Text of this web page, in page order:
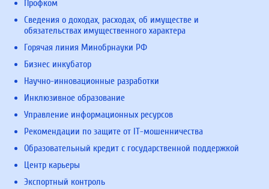
Профком
Сведения о доходах, расходах, об имуществе и
обязательствах имущественного характера
Горячая линия Минобрнауки РФ
Бизнес инкубатор
Научно-инновационные разработки
Инклюзивное образование
Управление информационных ресурсов
Рекомендации по защите от IT-мошенничества
Образовательный кредит с государственной поддержкой
Центр карьеры
Экспортный контроль